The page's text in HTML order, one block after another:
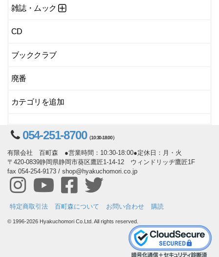
雑誌・ムック
CD
ブッククラブ
廃番
カテゴリを追加
054-251-8700（10:30-18:00）
有限会社 百町森 ●営業時間：10:30-18:00●定休日：月・火
〒420-0839静岡県静岡市葵区鷹匠1-14-12 ウィンドリッヂ鷹匠1F
fax 054-254-9173 / shop@hyakuchomori.co.jp
特定商取引法 百町森について お問い合わせ 購読
© 1996-2026 Hyakuchomori Co.Ltd. All rights reserved.